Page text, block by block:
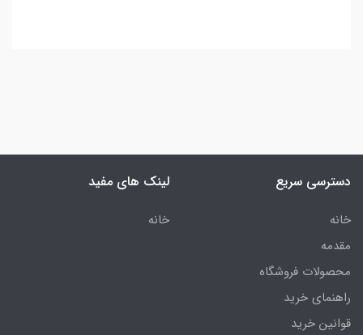
دسترسی سریع
خانه
مقدمه
محصولات فروشگاه
راهنمای خرید
قوانین خرید
لینک های مفید
خانه